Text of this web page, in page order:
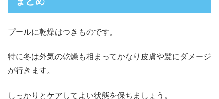
プールに乾燥はつきものです。
特に冬は外気の乾燥も相まってかなり皮膚や髪にダメージ
が行きます。
しっかりとケアしてよい状態を保ちましょう。